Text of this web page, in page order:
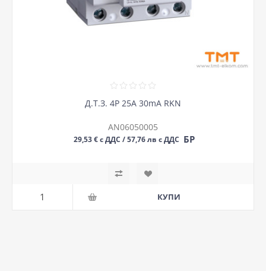
Д.Т.З. 4P 25A 30mA RKN
AN06050005
29,53 € с ДДС / 57,76 лв с ДДС БР